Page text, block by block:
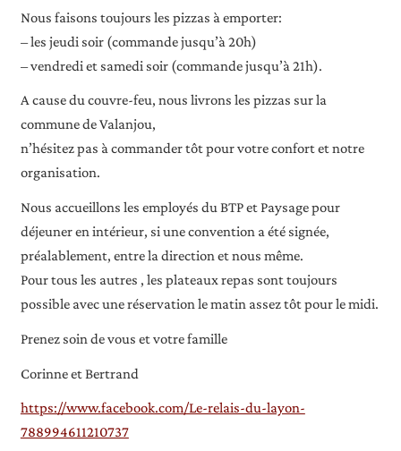
Nous faisons toujours les pizzas à emporter:
– les jeudi soir (commande jusqu’à 20h)
– vendredi et samedi soir (commande jusqu’à 21h).
A cause du couvre-feu, nous livrons les pizzas sur la
commune de Valanjou,
n’hésitez pas à commander tôt pour votre confort et notre
organisation.
Nous accueillons les employés du BTP et Paysage pour
déjeuner en intérieur, si une convention a été signée,
préalablement, entre la direction et nous même.
Pour tous les autres , les plateaux repas sont toujours
possible avec une réservation le matin assez tôt pour le midi.
Prenez soin de vous et votre famille
Corinne et Bertrand
https://www.facebook.com/Le-relais-du-layon-
788994611210737